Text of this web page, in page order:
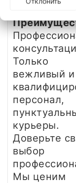
Только
вежливый и
персонал,
курьеры.
Доверьте
выбор
Мы ценим